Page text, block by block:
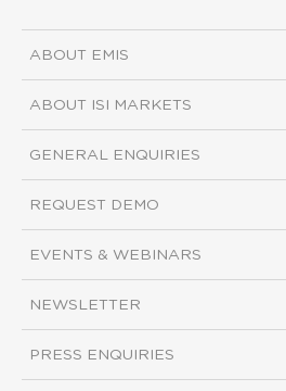
ABOUT EMIS
ABOUT ISI MARKETS
GENERAL ENQUIRIES
REQUEST DEMO
EVENTS & WEBINARS
NEWSLETTER
PRESS ENQUIRIES